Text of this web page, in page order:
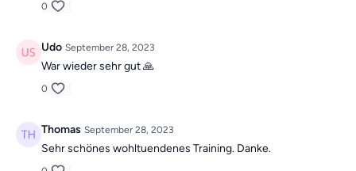
0
Udo September 28, 2023
War wieder sehr gut 🙏
0
Thomas September 28, 2023
Sehr schönes wohltuendenes Training. Danke.